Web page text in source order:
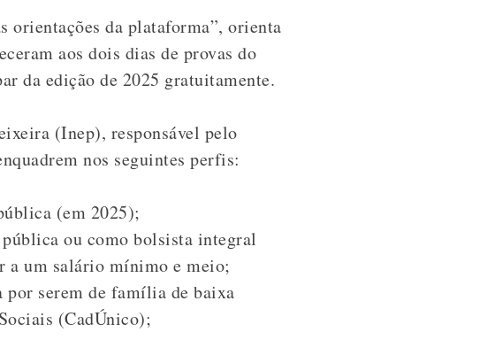
orientações da plataforma”, orienta
aos dois dias de provas do
da edição de 2025 gratuitamente.
(Inep), responsável pelo
nos seguintes perfis:
(em 2025);
ou como bolsista integral
a um salário mínimo e meio;
por serem de família de baixa
(CadÚnico);